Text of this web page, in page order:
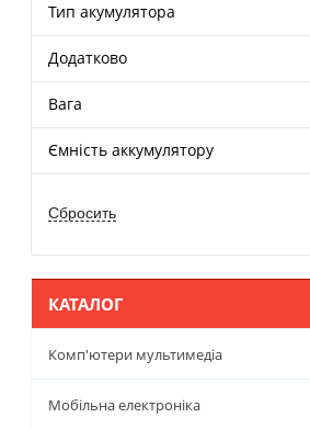
Тип акумулятора
Додатково
Вага
Ємність аккумулятору
КАТАЛОГ
Комп'ютери мультимедіа
Мобільна електроніка